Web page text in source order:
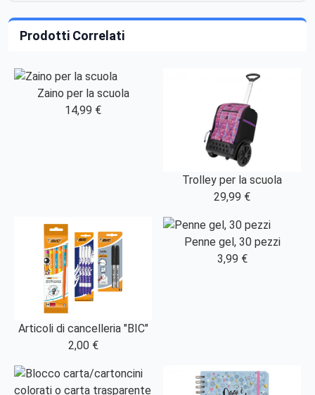
Prodotti Correlati
Zaino per la scuola
14,99 €
Trolley per la scuola
29,99 €
Articoli di cancelleria "BIC"
2,00 €
Penne gel, 30 pezzi
3,99 €